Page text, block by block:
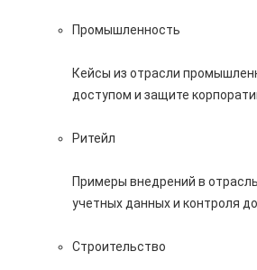
Промышленность
Кейсы из отрасли
доступом и защите
Ритейл
Примеры внедрений в
учетных данных и контроля
Строительство